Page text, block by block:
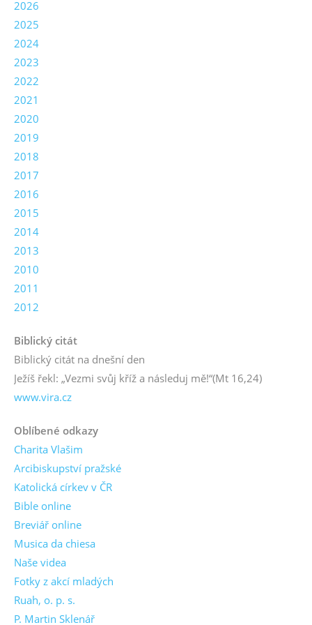
2026
2025
2024
2023
2022
2021
2020
2019
2018
2017
2016
2015
2014
2013
2010
2011
2012
Biblický citát
Biblický citát na dnešní den
Ježíš řekl: „Vezmi svůj kříž a následuj mě!“(Mt 16,24)
www.vira.cz
Oblíbené odkazy
Charita Vlašim
Arcibiskupství pražské
Katolická církev v ČR
Bible online
Breviář online
Musica da chiesa
Naše videa
Fotky z akcí mladých
Ruah, o. p. s.
P. Martin Sklenář